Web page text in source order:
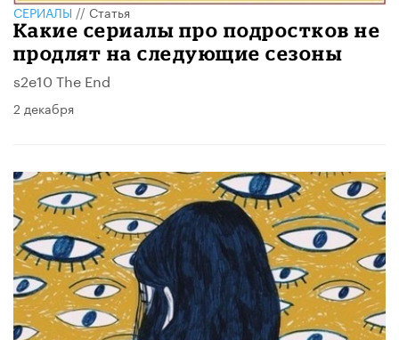
СЕРИАЛЫ//Статья
Какие сериалы про подростков не
продлят на следующие сезоны
s2e10 The End
2 декабря